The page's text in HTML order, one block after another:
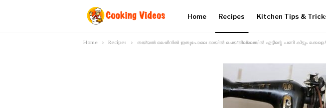
Home Recipes Kitchen Tips &
Home Recipes തയ്യൽ മെഷീനിൽ ഇതുപോലെ ഓയിൽ ചെയ്തില്ലെങ്കിൽ എട്ടിന്റെ പണി കിട്ടും